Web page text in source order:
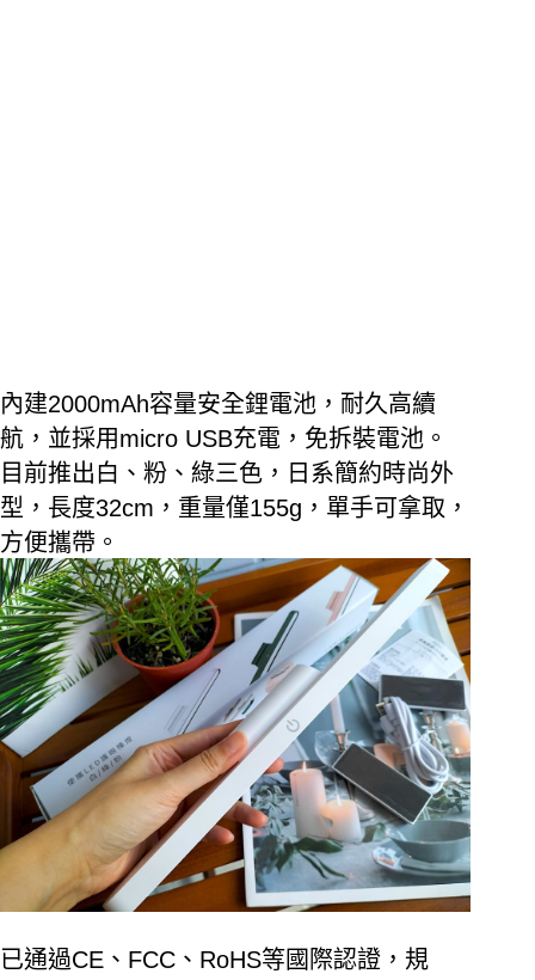
內建2000mAh容量安全鋰電池，耐久高續
航，並採用micro USB充電，免拆裝電池。
目前推出白、粉、綠三色，日系簡約時尚外
型，長度32cm ，重量僅155g ，單手可拿取，
方便攜帶。
已通過CE 、 FCC 、 RoHS等國際認證，規